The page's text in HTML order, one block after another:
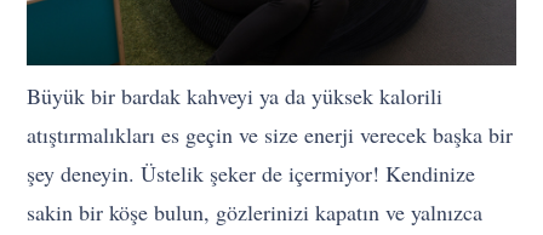
Büyük bir bardak kahveyi ya da yüksek kalorili
atıştırmalıkları es geçin ve size enerji verecek başka bir
şey deneyin. Üstelik şeker de içermiyor! Kendinize
sakin bir köşe bulun, gözlerinizi kapatın ve yalnızca